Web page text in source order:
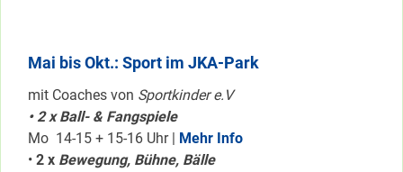
Mai bis Okt.: Sport im JKA-Park
mit Coaches von Sportkinder e.V
• 2 x Ball- & Fangspiele
Mo 14-15 + 15-16 Uhr | Mehr Info
• 2 x Bewegung, Bühne, Bälle